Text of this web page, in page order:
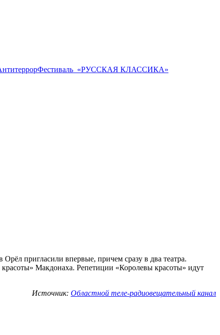
Фестиваль ​ «РУССКАЯ КЛАССИКА»
пригласили впервые, причем сразу в два театра.
красоты» Макдонаха. Репетиции «Королевы красоты» идут
Источник: Областной теле-радиовещательный канал